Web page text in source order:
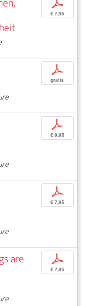
p
€ 7,95
p
gratis
p
€ 9,95
p
€ 7,95
are p
€ 7,95